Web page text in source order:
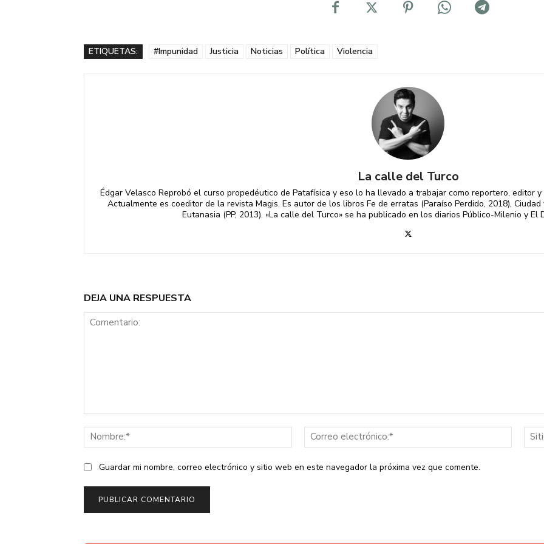
ETIQUETAS: #Impunidad Justicia Noticias Política Violencia
La calle del Turco
Édgar Velasco Reprobó el curso propedéutico de Patafísica y eso lo ha llevado a trabajar como reportero, editor
Actualmente es coeditor de la revista Magis. Es autor de los libros Fe de erratas (Paraíso Perdido, 2018),
Eutanasia (PP, 2013). «La calle del Turco» se ha publicado en los diarios Público-Milenio y El
DEJA UNA RESPUESTA
Nombre:*
Correo
Guardar mi nombre, correo electrónico y sitio web en este navegador la próxima vez que comente.